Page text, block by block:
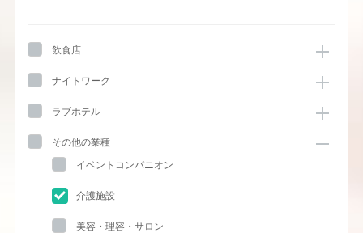
飲食店
ナイトワーク
ラブホテル
その他の業種
イベントコンパニオン
介護施設
美容・理容・サロン